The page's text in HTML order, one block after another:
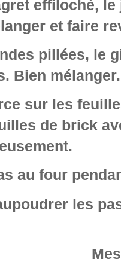
effiloché,
et faire
pillées, le
Bien mélanger.
sur les
de brick
au four
les